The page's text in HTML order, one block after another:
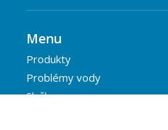
Menu
Produkty
Problémy vody
Služby